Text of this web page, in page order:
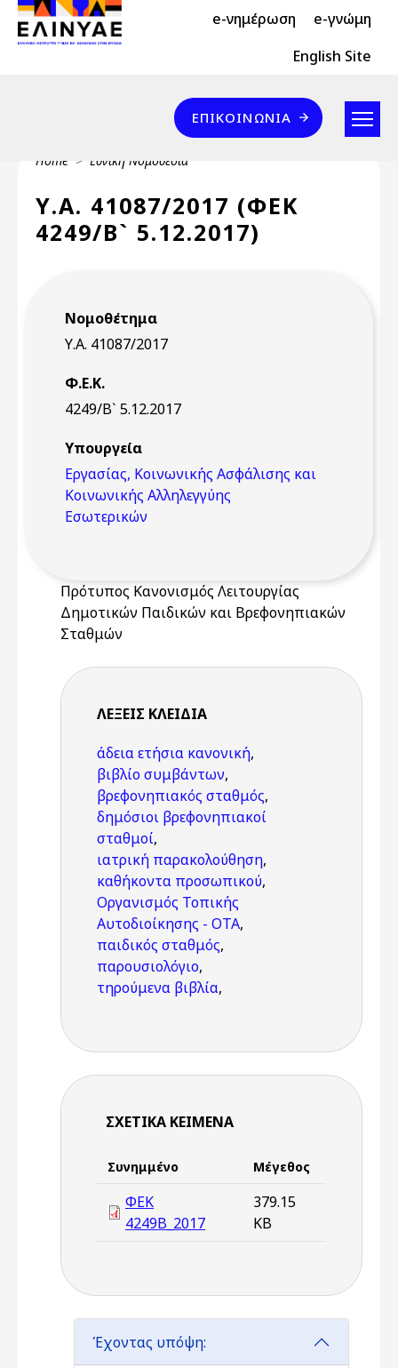
Skip to main content
Header Top 2 e-νημέρωση e-γνώμη
Header Top English Site
Επικοινωνία
ΕΠΙΚΟΙΝΩΝΊΑ
Breadcrumb
Home Εθνική Νομοθεσία
Υ.Α. 41087/2017 (ΦΕΚ
4249/Β` 5.12.2017)
Νομοθέτημα
Υ.Α. 41087/2017
Φ.Ε.Κ.
4249/Β` 5.12.2017
Υπουργεία
Εργασίας, Κοινωνικής Ασφάλισης και
Κοινωνικής Αλληλεγγύης
Εσωτερικών
Πρότυπος Κανονισμός Λειτουργίας
Δημοτικών Παιδικών και Βρεφονηπιακών
Σταθμών
ΛΈΞΕΙΣ KΛΕΙΔΙΆ
άδεια ετήσια κανονική,
βιβλίο συμβάντων,
βρεφονηπιακός σταθμός,
δημόσιοι βρεφονηπιακοί
σταθμοί,
ιατρική παρακολούθηση,
καθήκοντα προσωπικού,
Οργανισμός Τοπικής
Αυτοδιοίκησης - ΟΤΑ,
παιδικός σταθμός,
παρουσιολόγιο,
τηρούμενα βιβλία,
ΣΧΕΤΙΚΆ ΚΕΊΜΕΝΑ
Συνημμένο Μέγεθος
ΦΕΚ
4249Β_2017
379.15
KB
Έχοντας υπόψη: